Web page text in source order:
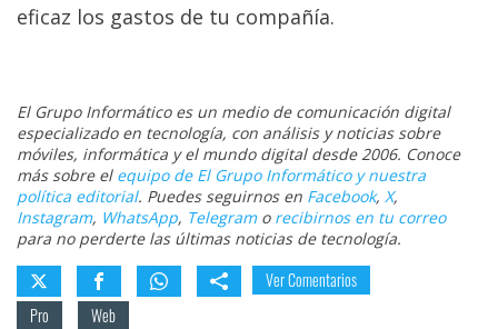
eficaz los gastos de tu compañía.
El Grupo Informático es un medio de comunicación digital
especializado en tecnología, con análisis y noticias sobre
móviles, informática y el mundo digital desde 2006. Conoce
más sobre el equipo de El Grupo Informático y nuestra
política editorial. Puedes seguirnos en Facebook, X,
Instagram, WhatsApp, Telegramo recibirnos en tu correo
para no perderte las últimas noticias de tecnología.
Ver Comentarios
Pro
Web